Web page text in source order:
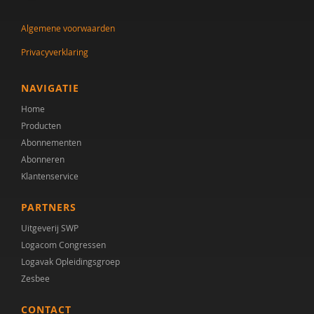
Cor Hoffer
Jill Hoogerwerf
Desiree Hooi
Saskia Kolk
Baris Korkmaz
Alexander Koutamanis
Claudia Libbi
Drs. M. Edrisi
Hilde M. Geurts
Harry Michon
Algemene voorwaarden
Privacyverklaring
NAVIGATIE
Home
Producten
Abonnementen
Abonneren
Klantenservice
PARTNERS
Uitgeverij SWP
Logacom Congressen
Logavak Opleidingsgroep
Zesbee
CONTACT